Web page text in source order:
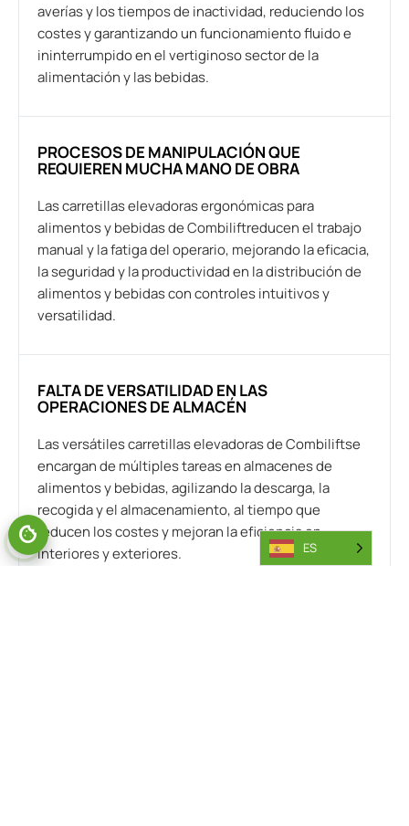
averías y los tiempos de inactividad, reduciendo los
costes y garantizando un funcionamiento fluido e
ininterrumpido en el vertiginoso sector de la
alimentación y las bebidas.
PROCESOS DE MANIPULACIÓN QUE
REQUIEREN MUCHA MANO DE OBRA
Las carretillas elevadoras ergonómicas para
alimentos y bebidas de Combiliftreducen el trabajo
manual y la fatiga del operario, mejorando la eficacia,
la seguridad y la productividad en la distribución de
alimentos y bebidas con controles intuitivos y
versatilidad.
FALTA DE VERSATILIDAD EN LAS
OPERACIONES DE ALMACÉN
Las versátiles carretillas elevadoras de Combiliftse
encargan de múltiples tareas en almacenes de
alimentos y bebidas, agilizando la descarga, la
recogida y el almacenamiento, al tiempo que
reducen los costes y mejoran la eficiencia en
interiores y exteriores.
ES